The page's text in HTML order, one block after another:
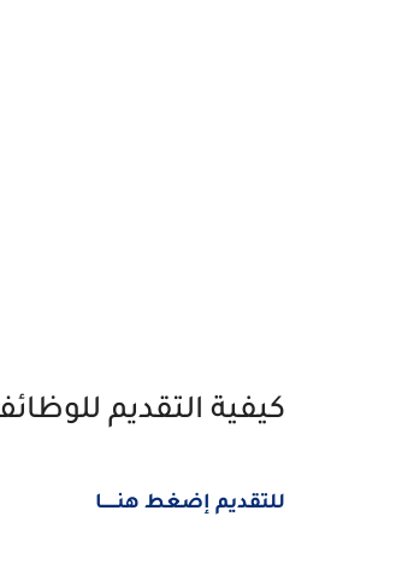
كيفية التقديم
للتقديم إضغط هنــــــا